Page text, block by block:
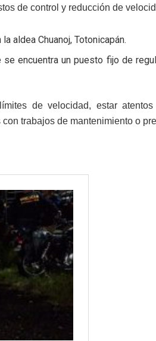
de control y reducción de
aldea Chuanoj, Totonicapán.
encuentra un puesto fijo de
de velocidad, estar
trabajos de mantenimiento o